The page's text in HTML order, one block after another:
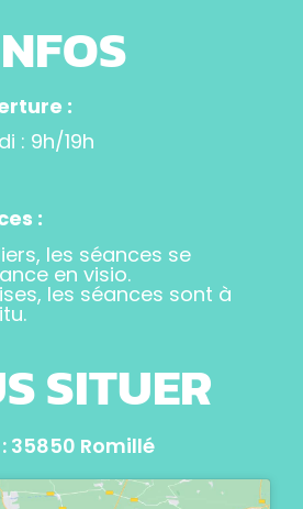
:
: 9h/19h
:
les séances se
en visio.
les séances sont à
SITUER
35850 Romillé